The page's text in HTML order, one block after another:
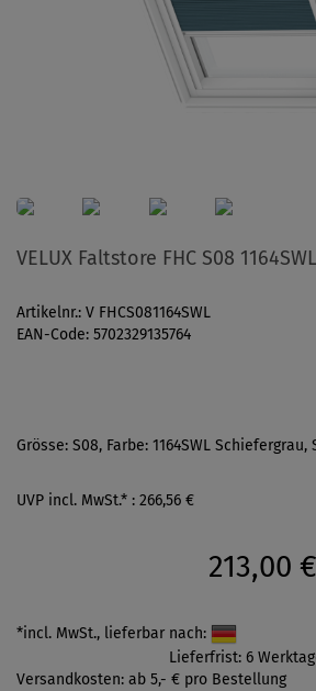
VELUX Faltstore FHC S08 1164SWL
Artikelnr.: V FHCS081164SWL
EAN-Code: 5702329135764
Grösse: S08, Farbe: 1164SWL
UVP incl. MwSt.* : 266,56 €
213,00 €
*incl. MwSt., lieferbar nach:
Lieferfrist: 6
Versandkosten: ab 5,- € pro Bestellung